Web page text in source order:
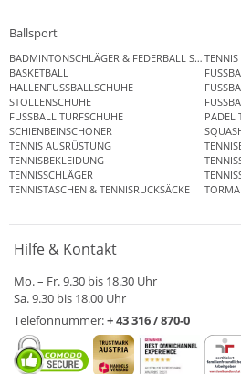
Ballsport
BADMINTONSCHLÄGER & FEDERBALL SETS
BASKETBALL
HALLENFUSSBALLSCHUHE
STOLLENSCHUHE
FUSSBALL TURFSCHUHE
PADEL
SCHIENBEINSCHONER
TENNIS AUSRÜSTUNG
TENNISBEKLEIDUNG
TENNISSCHLÄGER
TENNISTASCHEN & TENNISRUCKSÄCKE
Hilfe & Kontakt
Mo. – Fr. 9.30 bis 18.30 Uhr
Sa. 9.30 bis 18.00 Uhr
Telefonnummer:+ 43 316 / 870-0